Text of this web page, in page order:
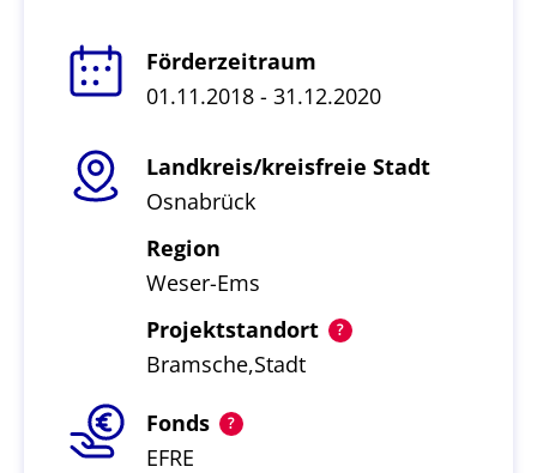
Förderzeitraum
01.11.2018 - 31.12.2020
Landkreis/kreisfreie Stadt
Osnabrück
Region
Weser-Ems
Projektstandort
Bramsche,Stadt
Fonds
EFRE